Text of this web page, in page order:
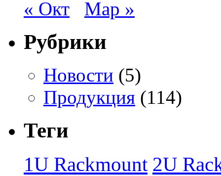
« Окт Мар »
Рубрики
Новости (5)
Продукция (114)
Теги
1U Rackmount 2U